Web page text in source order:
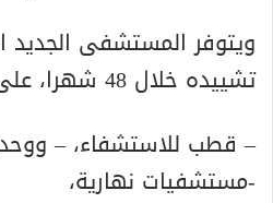
ويتوفر المستشفى الجديد
تشييده خلال 48 شهرا، على:
– قطب للاستشفاء، –
-مستشفيات نهارية،